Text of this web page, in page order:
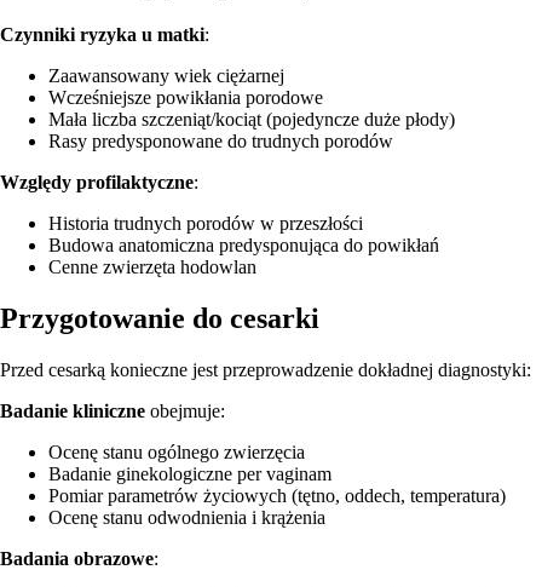
Czynniki ryzyka u matki:
Zaawansowany wiek ciężarnej
Wcześniejsze powikłania porodowe
Mała liczba szczeniąt/kociąt (pojedyncze duże płody)
Rasy predysponowane do trudnych porodów
Względy profilaktyczne:
Historia trudnych porodów w przeszłości
Budowa anatomiczna predysponująca do powikłań
Cenne zwierzęta hodowlan
Przygotowanie do cesarki
Przed cesarką konieczne jest przeprowadzenie dokładnej diagnostyki:
Badanie kliniczne obejmuje:
Ocenę stanu ogólnego zwierzęcia
Badanie ginekologiczne per vaginam
Pomiar parametrów życiowych (tętno, oddech, temperatura)
Ocenę stanu odwodnienia i krążenia
Badania obrazowe: